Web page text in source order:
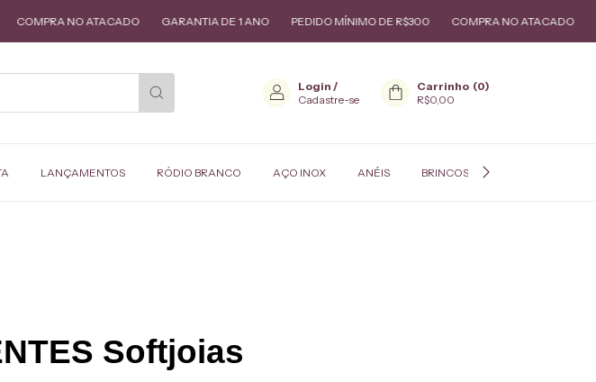
NO ATACADO GARANTIA DE 1 ANO PEDIDO MÍNIMO DE R$300 COMPRA NO ATACADO
Login /
Cadastre-se
Carrinho (0)
R$0,00
LANÇAMENTOS RÓDIO BRANCO AÇO INOX ANÉIS BRINCOS
Softjoias